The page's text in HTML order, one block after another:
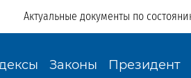
Актуальные документы по
Законы Президент